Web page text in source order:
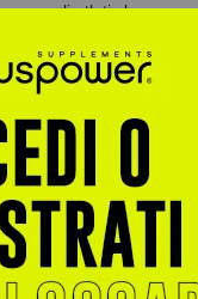
per gli atleti che
anche contribuire a
e aumentare la
avere alcuni benefici
la beta
seconda delle
resistenza muscolare